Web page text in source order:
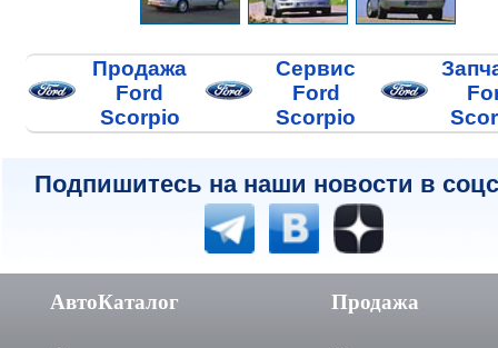
Продажа
Ford
Scorpio
Сервис
Ford
Scorpio
Подпишитесь на наши новости в
АвтоКаталог Продажа